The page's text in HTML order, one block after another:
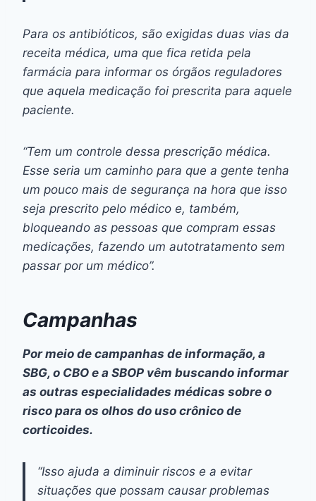
Para os antibióticos, são exigidas duas vias da
receita médica, uma que fica retida pela
farmácia para informar os órgãos reguladores
que aquela medicação foi prescrita para aquele
paciente.
“Tem um controle dessa prescrição médica.
Esse seria um caminho para que a gente tenha
um pouco mais de segurança na hora que isso
seja prescrito pelo médico e, também,
bloqueando as pessoas que compram essas
medicações, fazendo um autotratamento sem
passar por um médico”.
Campanhas
Por meio de campanhas de informação, a
SBG, o CBO e a SBOP vêm buscando informar
as outras especialidades médicas sobre o
risco para os olhos do uso crônico de
corticoides.
“Isso ajuda a diminuir riscos e a evitar
situações que possam causar problemas